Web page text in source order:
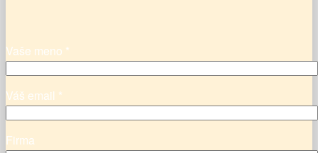
Vaše meno *
Váš email *
Firma